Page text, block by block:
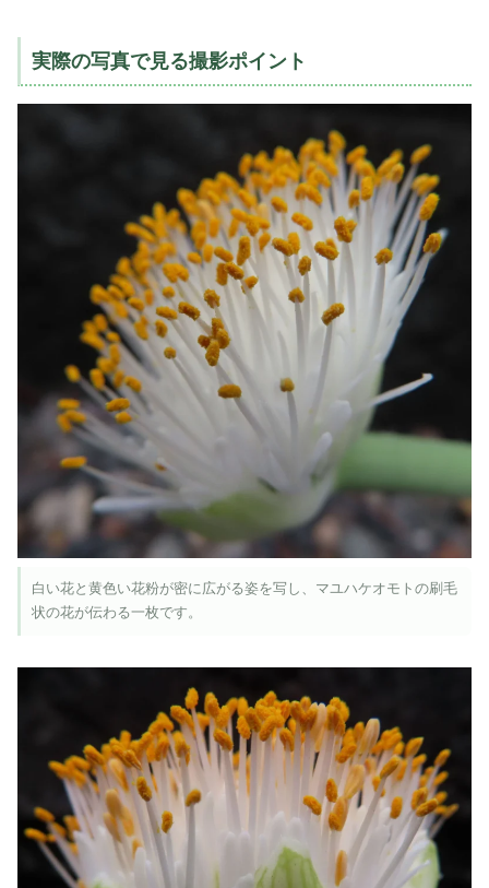
実際の写真で見る撮影ポイント
白い花と黄色い花粉が密に広がる姿を写し、マユハケオモトの刷毛
状の花が伝わる一枚です。